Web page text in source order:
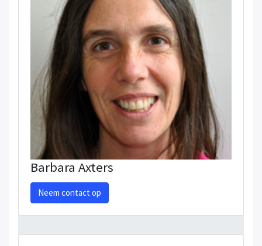
Barbara Axters
Neem contact op